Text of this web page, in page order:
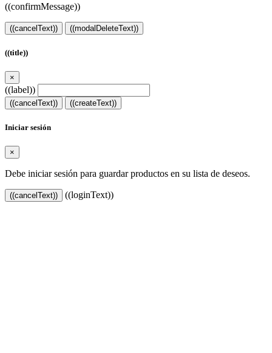
((confirmMessage))
((cancelText)) ((modalDeleteText))
((title))
×
((label))
((cancelText)) ((createText))
Iniciar sesión
×
Debe iniciar sesión para guardar productos en su lista de deseos.
((cancelText)) ((loginText))